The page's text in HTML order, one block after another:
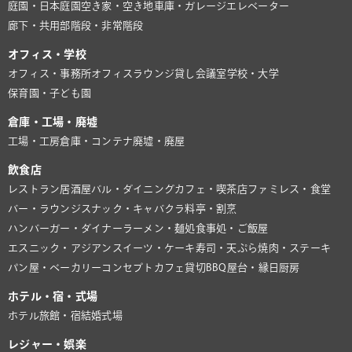
庭園・日本庭園 空き家・空き地 車庫・ガレージ エレベーター
廊下・共用部 階段・非常階段
オフィス・学校
オフィス・事務所オフィスラウンジ貸し会議室学校・大学
保育園・子ども園
倉庫・工場・廃墟
工場・工房倉庫・コンテナ廃墟・廃屋
飲食店
レストラン居酒屋バル・ダイニングカフェ・喫茶店ファミレス・食堂
バー・ラウンジ スナック・キャバクラ料亭・割烹
ハンバーガー・ダイナーラーメン・麺処食事処・ご飯屋
エスニック・アジアン スイーツ・ケーキ寿司・天ぷら焼肉・ステーキ
パン屋・ベーカリー コンセプトカフェ貸切BBQ 屋台・縁日 厨房
ホテル・宿・式場
ホテル旅館・宿結婚式場
レジャー・娯楽